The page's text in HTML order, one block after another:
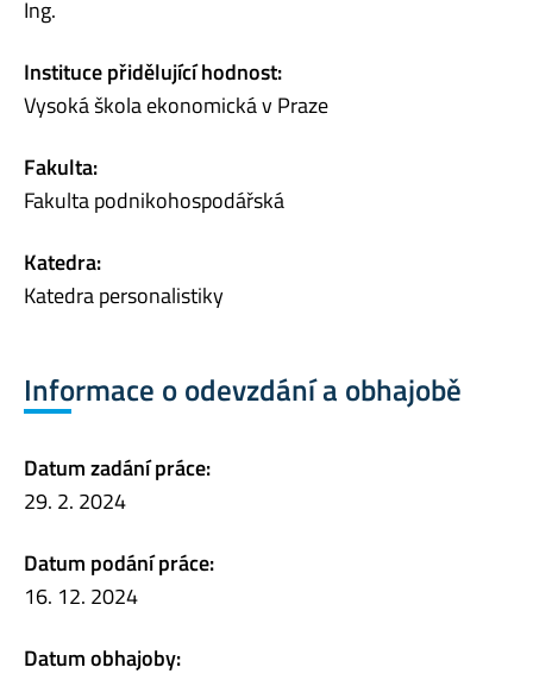
Ing.
Instituce přidělující hodnost:
Vysoká škola ekonomická v Praze
Fakulta:
Fakulta podnikohospodářská
Katedra:
Katedra personalistiky
Informace o odevzdání a obhajobě
Datum zadání práce:
29. 2. 2024
Datum podání práce:
16. 12. 2024
Datum obhajoby: